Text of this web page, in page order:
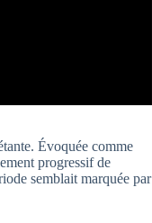
Évoquée comme
progressif de
semblait marquée par